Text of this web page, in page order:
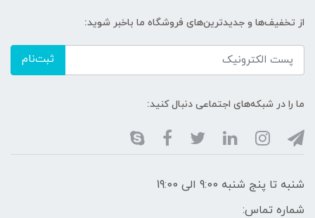
از تخفیف‌ها و جدیدترین‌های فروشگاه ما باخبر شوید:
ثبت‌نام
ما را در شبکه‌های اجتماعی دنبال کنید:
شنبه تا پنج شنبه 9:00 الی 19:00
شماره تماس: